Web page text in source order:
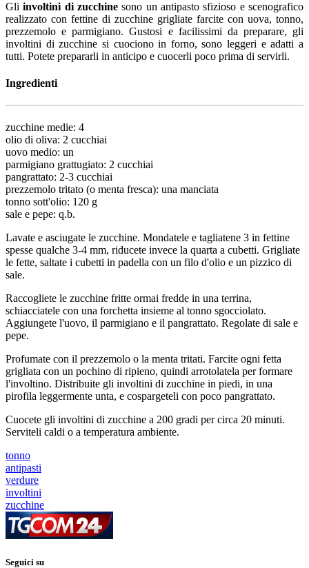
Gliinvoltini di zucchine sono un antipasto sfizioso e scenografico
realizzato con fettine di zucchine grigliate farcite con uova, tonno,
prezzemolo e parmigiano. Gustosi e facilissimi da preparare, gli
involtini di zucchine si cuociono in forno, sono leggeri e adatti a
tutti. Potete prepararli in anticipo e cuocerli poco prima di servirli.
Ingredienti
zucchine medie: 4
olio di oliva: 2 cucchiai
uovo medio: un
parmigiano grattugiato: 2 cucchiai
pangrattato: 2-3 cucchiai
prezzemolo tritato (o menta fresca): una manciata
tonno sott'olio: 120 g
sale e pepe: q.b.
Lavate e asciugate le zucchine. Mondatele e tagliatene 3 in fettine
spesse qualche 3-4 mm, riducete invece la quarta a cubetti. Grigliate
le fette, saltate i cubetti in padella con un filo d'olio e un pizzico di
sale.
Raccogliete le zucchine fritte ormai fredde in una terrina,
schiacciatele con una forchetta insieme al tonno sgocciolato.
Aggiungete l'uovo, il parmigiano e il pangrattato. Regolate di sale e
pepe.
Profumate con il prezzemolo o la menta tritati. Farcite ogni fetta
grigliata con un pochino di ripieno, quindi arrotolatela per formare
l'involtino. Distribuite gli involtini di zucchine in piedi, in una
pirofila leggermente unta, e cospargeteli con poco pangrattato.
Cuocete gli involtini di zucchine a 200 gradi per circa 20 minuti.
Serviteli caldi o a temperatura ambiente.
tonno
antipasti
verdure
involtini
zucchine
Seguici su